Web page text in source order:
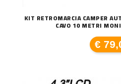
KIT RETROMARCIA CAMPER
CAVO 10 METRI
€